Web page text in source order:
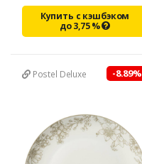
Купить с кэшбэком
до3,75%
Postel Deluxe -8.89%